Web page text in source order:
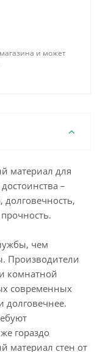
и может
материал для
–
долговечность,
чем
Производители
комнатной
современных
долговечнее.
гораздо
материал стен от